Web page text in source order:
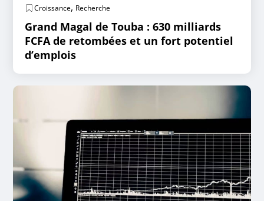
Croissance, Recherche
Grand Magal de Touba : 630 milliards
FCFA de retombées et un fort potentiel
d’emplois